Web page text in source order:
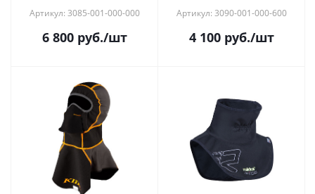
Артикул: 3085-001-000-000
6 800 руб./шт
Артикул: 3090-001-000-600
4 100 руб./шт